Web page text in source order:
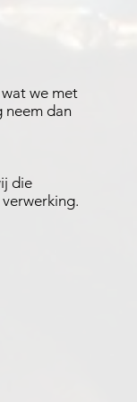
we met
neem dan
die